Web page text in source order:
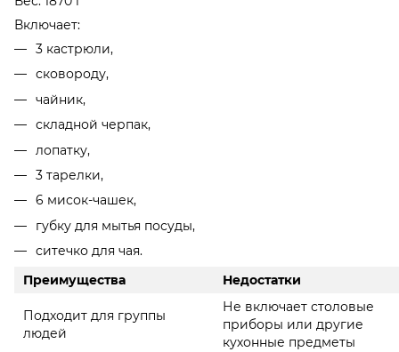
Включает:
3 кастрюли,
сковороду,
чайник,
складной черпак,
лопатку,
3 тарелки,
6 мисок-чашек,
губку для мытья посуды,
ситечко для чая.
Преимущества
Недостатки
Подходит для группы
людей
Не включает столовые
приборы или другие
кухонные предметы